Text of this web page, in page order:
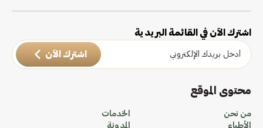
اشترك الآن في القائمة البريدية
اشترك الآن
محتوى الموقع
من نحن
الأطباء
الخدمات
المدونة